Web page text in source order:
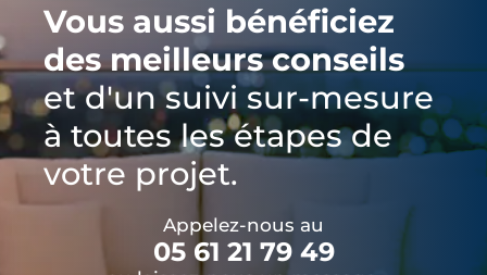
Vous aussi bénéficiez
des meilleurs conseils
et d'un suivi sur-mesure
à toutes les étapes de
votre projet.
Appelez-nous au
05 61 21 79 49